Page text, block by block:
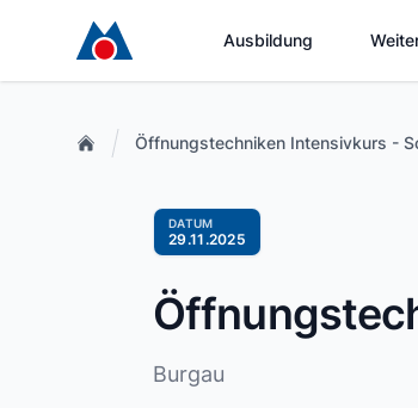
Ausbildung
Öffnungstechniken Intensivkurs -
DATUM
29.11.2025
Burgau